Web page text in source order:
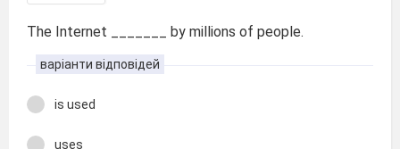
The Internet _______ by millions of people.
варіанти відповідей
is used
uses